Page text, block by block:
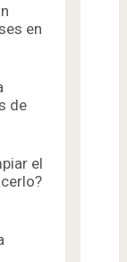
en
de
el